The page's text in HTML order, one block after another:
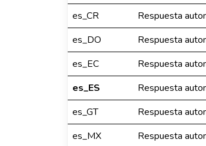
es_CR
Respuesta
es_DO
Respuesta
es_EC
Respuesta
es_ES
Respuesta
es_GT
Respuesta
es_MX
Respuesta